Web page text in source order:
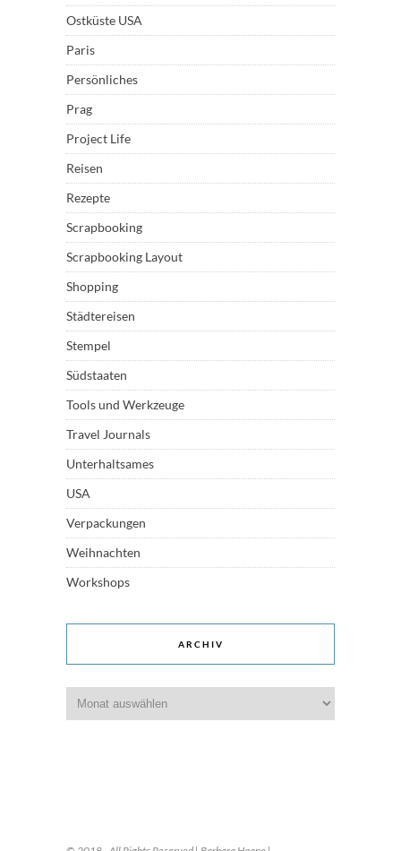
Ostküste USA
Paris
Persönliches
Prag
Project Life
Reisen
Rezepte
Scrapbooking
Scrapbooking Layout
Shopping
Städtereisen
Stempel
Südstaaten
Tools und Werkzeuge
Travel Journals
Unterhaltsames
USA
Verpackungen
Weihnachten
Workshops
ARCHIV